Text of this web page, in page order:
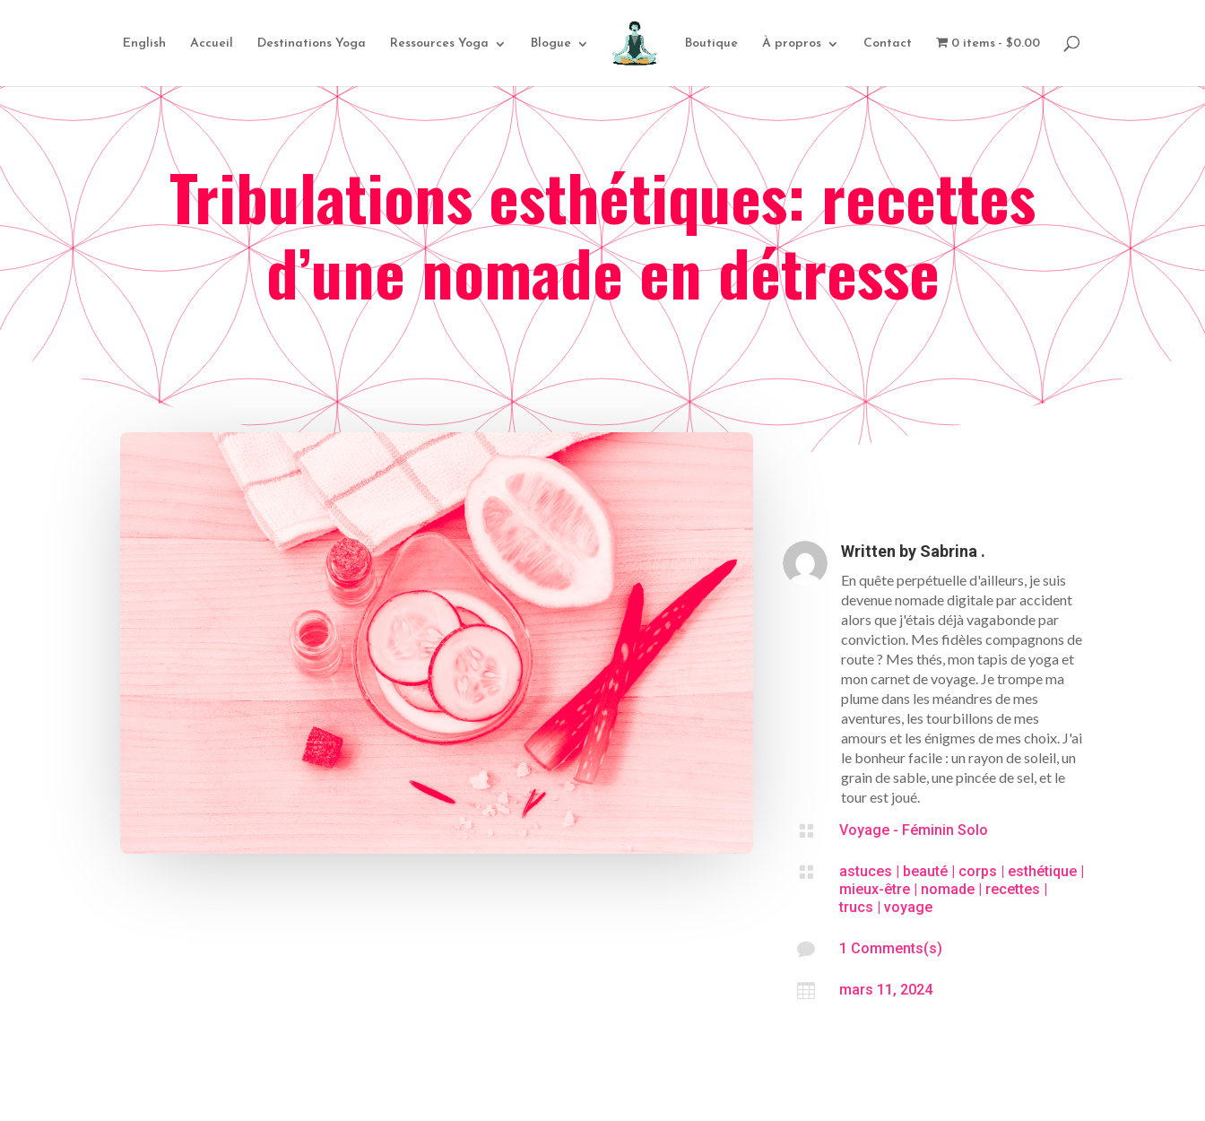
English Accueil Destinations Yoga Ressources Yoga Blogue Boutique À propros Contact 0 items $0.00
Tribulations esthétiques: recettes
d’une nomade en détresse
Written by Sabrina .
En quête perpétuelle d'ailleurs, je suis
devenue nomade digitale par accident
alors que j'étais déjà vagabonde par
conviction. Mes fidèles compagnons de
route ? Mes thés, mon tapis de yoga et
mon carnet de voyage. Je trompe ma
plume dans les méandres de mes
aventures, les tourbillons de mes
amours et les énigmes de mes choix. J'ai
le bonheur facile : un rayon de soleil, un
grain de sable, une pincée de sel, et le
tour est joué.
 Voyage - Féminin Solo
 astuces | beauté | corps | esthétique |
mieux-être | nomade | recettes |
trucs |voyage
 1 Comments(s)
 mars 11, 2024